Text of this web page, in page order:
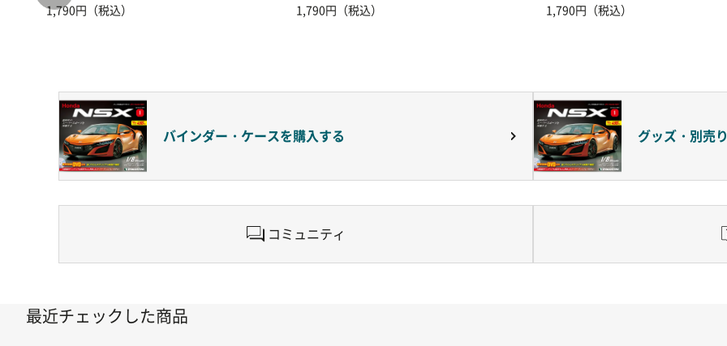
1,790円（税込）
1,790円（税込）
1,790円（税込）
バインダー・ケースを購入する グッズ・別売
コミュニティ
最近チェックした商品